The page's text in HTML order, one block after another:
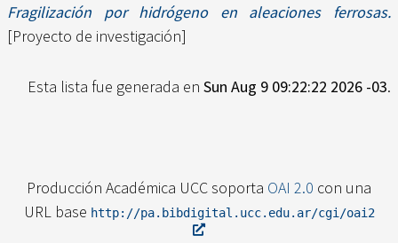
Fragilización por hidrógeno en aleaciones ferrosas.
[Proyecto de investigación]
Esta lista fue generada en Sun Aug 9 09:22:22 2026 -03.
Producción Académica UCC soporta OAI 2.0 con una
URL base http://pa.bibdigital.ucc.edu.ar/cgi/oai2